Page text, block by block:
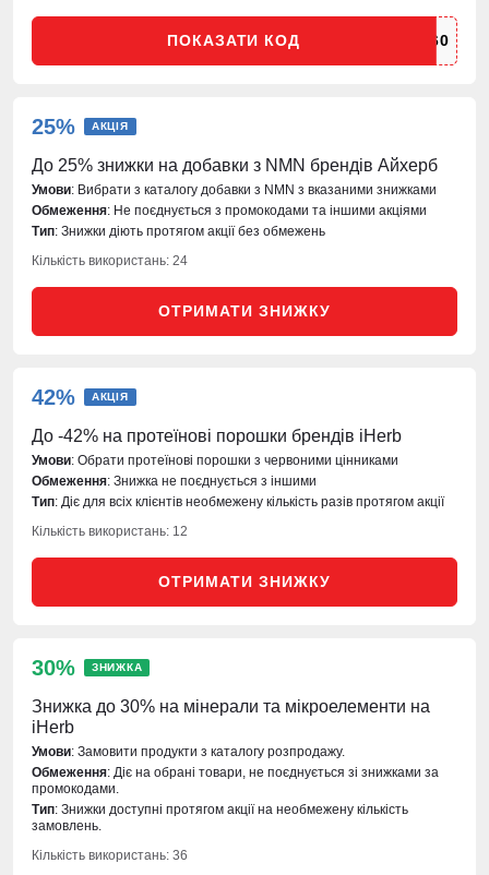
ПОКАЗАТИ КОД
25% АКЦІЯ
До 25% знижки на добавки з NMN брендів Айхерб
Умови: Вибрати з каталогу добавки з NMN з вказаними знижками
Обмеження: Не поєднується з промокодами та іншими акціями
Тип: Знижки діють протягом акції без обмежень
Кількість використань: 24
ОТРИМАТИ ЗНИЖКУ
42% АКЦІЯ
До -42% на протеїнові порошки брендів iHerb
Умови: Обрати протеїнові порошки з червоними цінниками
Обмеження: Знижка не поєднується з іншими
Тип: Діє для всіх клієнтів необмежену кількість разів протягом акції
Кількість використань: 12
ОТРИМАТИ ЗНИЖКУ
30% ЗНИЖКА
Знижка до 30% на мінерали та мікроелементи на
iHerb
Умови: Замовити продукти з каталогу розпродажу.
Обмеження: Діє на обрані товари, не поєднується зі знижками за
промокодами.
Тип: Знижки доступні протягом акції на необмежену кількість
замовлень.
Кількість використань: 36